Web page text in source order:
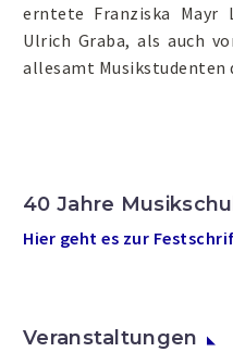
erntete Franziska Mayr
Ulrich Graba, als auch
allesamt Musikstudenten
40 Jahre
Hier geht es zur
Veranstaltungen